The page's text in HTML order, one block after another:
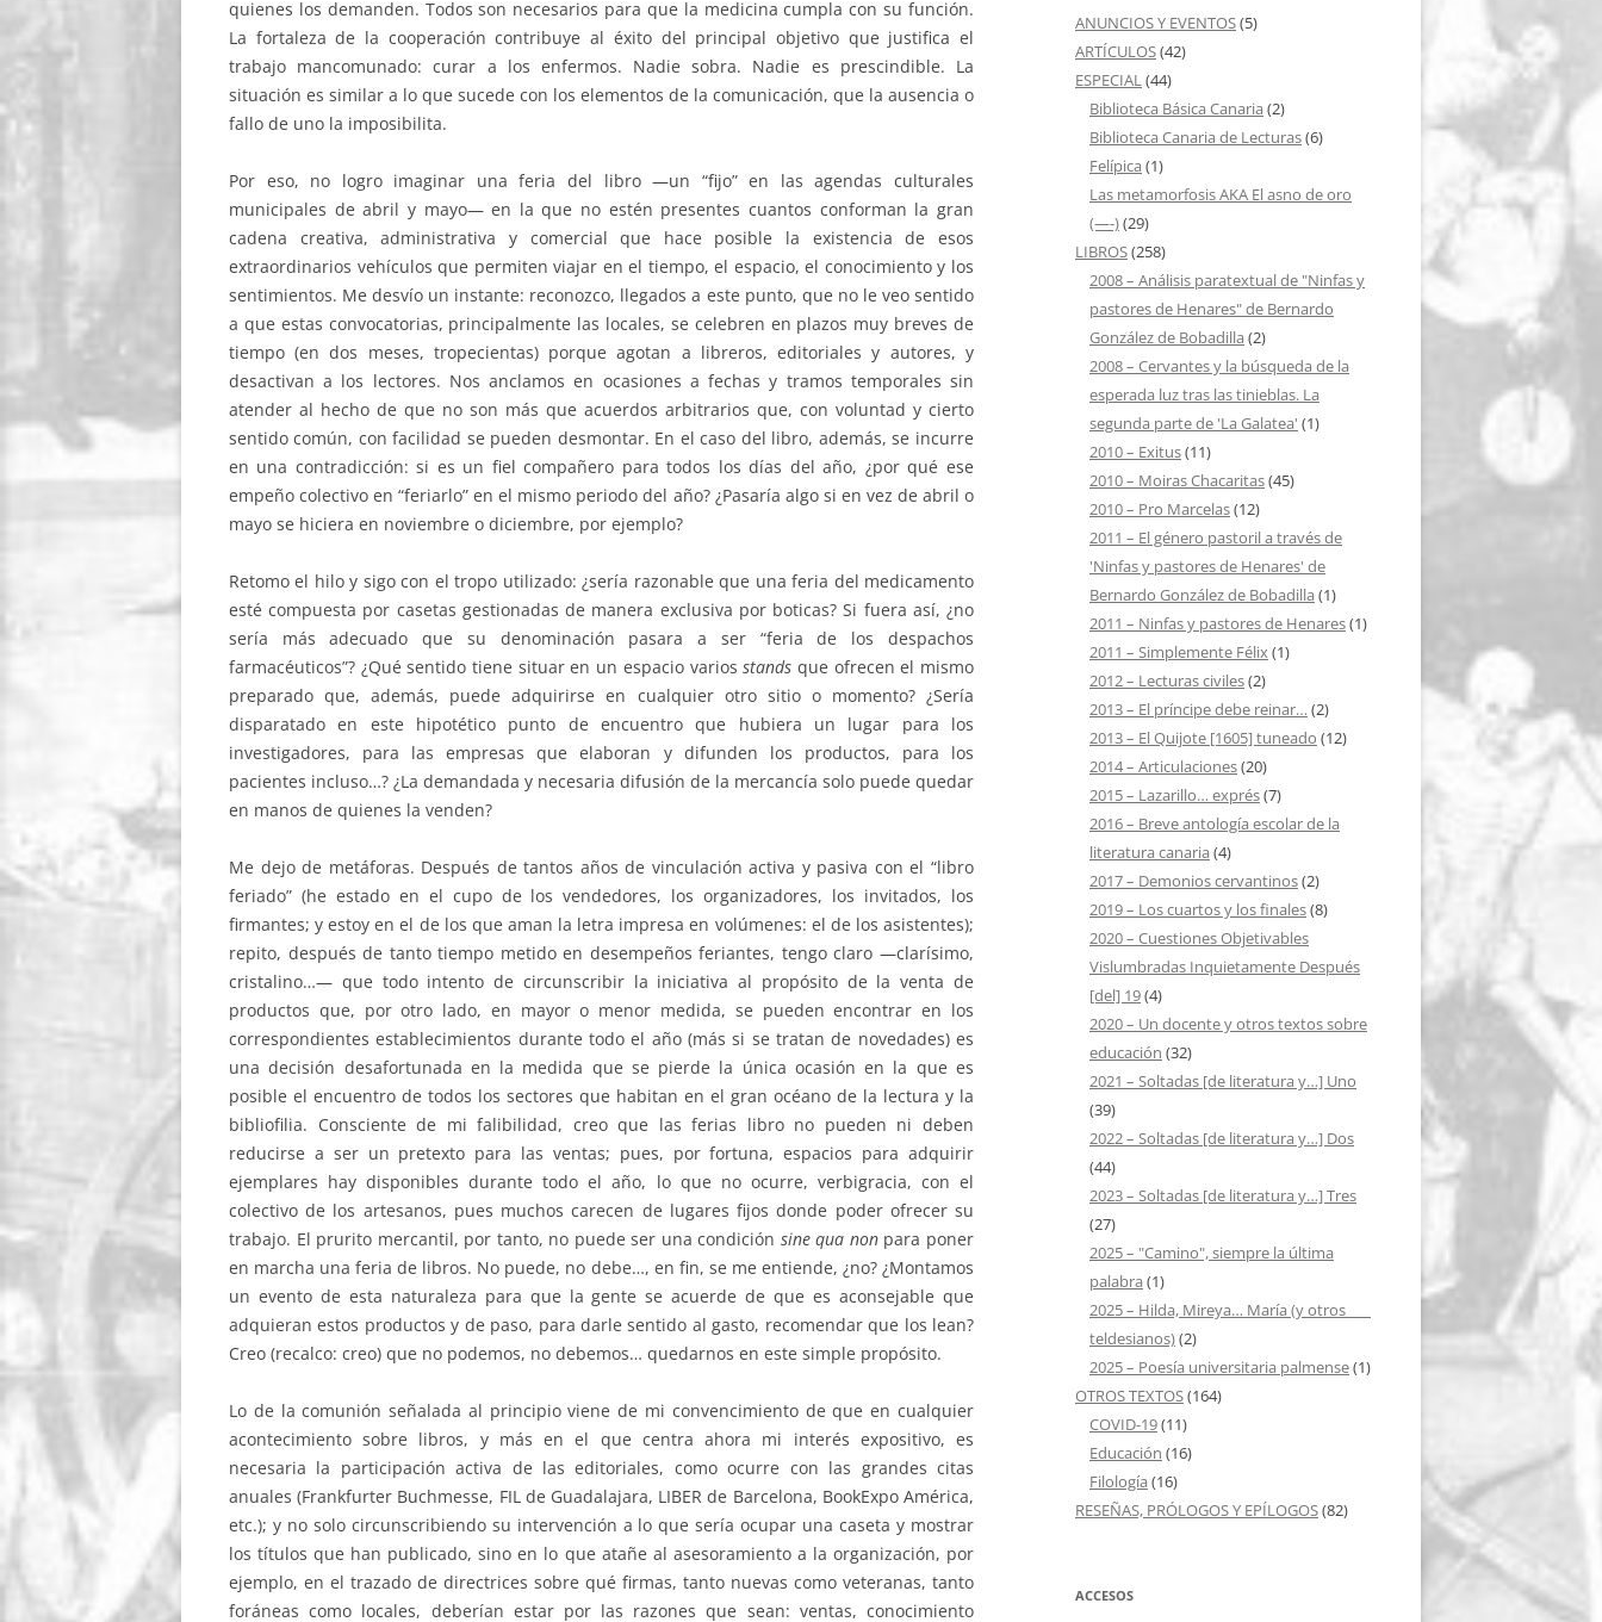
quienes los demanden. Todos son necesarios para que la medicina cumpla con su función.
La fortaleza de la cooperación contribuye al éxito del principal objetivo que justifica el
trabajo mancomunado: curar a los enfermos. Nadie sobra. Nadie es prescindible. La
situación es similar a lo que sucede con los elementos de la comunicación, que la ausencia o
fallo de uno la imposibilita.
Por eso, no logro imaginar una feria del libro —un “fijo” en las agendas culturales
municipales de abril y mayo— en la que no estén presentes cuantos conforman la gran
cadena creativa, administrativa y comercial que hace posible la existencia de esos
extraordinarios vehículos que permiten viajar en el tiempo, el espacio, el conocimiento y los
sentimientos. Me desvío un instante: reconozco, llegados a este punto, que no le veo sentido
a que estas convocatorias, principalmente las locales, se celebren en plazos muy breves de
tiempo (en dos meses, tropecientas) porque agotan a libreros, editoriales y autores, y
desactivan a los lectores. Nos anclamos en ocasiones a fechas y tramos temporales sin
atender al hecho de que no son más que acuerdos arbitrarios que, con voluntad y cierto
sentido común, con facilidad se pueden desmontar. En el caso del libro, además, se incurre
en una contradicción: si es un fiel compañero para todos los días del año, ¿por qué ese
empeño colectivo en “feriarlo” en el mismo periodo del año? ¿Pasaría algo si en vez de abril o
mayo se hiciera en noviembre o diciembre, por ejemplo?
Retomo el hilo y sigo con el tropo utilizado: ¿sería razonable que una feria del medicamento
esté compuesta por casetas gestionadas de manera exclusiva por boticas? Si fuera así, ¿no
sería más adecuado que su denominación pasara a ser “feria de los despachos
farmacéuticos”? ¿Qué sentido tiene situar en un espacio variosstands que ofrecen el mismo
preparado que, además, puede adquirirse en cualquier otro sitio o momento? ¿Sería
disparatado en este hipotético punto de encuentro que hubiera un lugar para los
investigadores, para las empresas que elaboran y difunden los productos, para los
pacientes incluso…? ¿La demandada y necesaria difusión de la mercancía solo puede quedar
en manos de quienes la venden?
Me dejo de metáforas. Después de tantos años de vinculación activa y pasiva con el “libro
feriado” (he estado en el cupo de los vendedores, los organizadores, los invitados, los
firmantes; y estoy en el de los que aman la letra impresa en volúmenes: el de los asistentes);
repito, después de tanto tiempo metido en desempeños feriantes, tengo claro —clarísimo,
cristalino…— que todo intento de circunscribir la iniciativa al propósito de la venta de
productos que, por otro lado, en mayor o menor medida, se pueden encontrar en los
correspondientes establecimientos durante todo el año (más si se tratan de novedades) es
una decisión desafortunada en la medida que se pierde la única ocasión en la que es
posible el encuentro de todos los sectores que habitan en el gran océano de la lectura y la
bibliofilia. Consciente de mi falibilidad, creo que las ferias libro no pueden ni deben
reducirse a ser un pretexto para las ventas; pues, por fortuna, espacios para adquirir
ejemplares hay disponibles durante todo el año, lo que no ocurre, verbigracia, con el
colectivo de los artesanos, pues muchos carecen de lugares fijos donde poder ofrecer su
trabajo. El prurito mercantil, por tanto, no puede ser una condición sine qua non para poner
en marcha una feria de libros. No puede, no debe…, en fin, se me entiende, ¿no? ¿Montamos
un evento de esta naturaleza para que la gente se acuerde de que es aconsejable que
adquieran estos productos y de paso, para darle sentido al gasto, recomendar que los lean?
Creo (recalco: creo) que no podemos, no debemos… quedarnos en este simple propósito.
Lo de la comunión señalada al principio viene de mi convencimiento de que en cualquier
acontecimiento sobre libros, y más en el que centra ahora mi interés expositivo, es
necesaria la participación activa de las editoriales, como ocurre con las grandes citas
anuales (Frankfurter Buchmesse, FIL de Guadalajara, LIBER de Barcelona, BookExpo América,
etc.); y no solo circunscribiendo su intervención a lo que sería ocupar una caseta y mostrar
los títulos que han publicado, sino en lo que atañe al asesoramiento a la organización, por
ejemplo, en el trazado de directrices sobre qué firmas, tanto nuevas como veteranas, tanto
foráneas como locales, deberían estar por las razones que sean: ventas, conocimiento
ANUNCIOS Y EVENTOS(5)
ARTÍCULOS(42)
ESPECIAL(44)
Biblioteca Básica Canaria (2)
Biblioteca Canaria de Lecturas(6)
Felípica (1)
Las metamorfosis AKA El asno de oro
(—-)(29)
LIBROS(258)
2008 – Análisis paratextual de "Ninfas y
pastores de Henares" de Bernardo
González de Bobadilla (2)
2008 – Cervantes y la búsqueda de la
esperada luz tras las tinieblas. La
segunda parte de 'La Galatea' (1)
2010 – Exitus(11)
2010 – Moiras Chacaritas(45)
2010 – Pro Marcelas(12)
2011 – El género pastoril a través de
'Ninfas y pastores de Henares' de
Bernardo González de Bobadilla (1)
2011 – Ninfas y pastores de Henares(1)
2011 – Simplemente Félix(1)
2012 – Lecturas civiles(2)
2013 – El príncipe debe reinar… (2)
2013 – El Quijote [1605] tuneado (12)
2014 – Articulaciones(20)
2015 – Lazarillo… exprés(7)
2016 – Breve antología escolar de la
literatura canaria (4)
2017 – Demonios cervantinos(2)
2019 – Los cuartos y los finales(8)
2020 – Cuestiones Objetivables
Vislumbradas Inquietamente Después
[del] 19(4)
2020 – Un docente y otros textos sobre
educación (32)
2021 – Soltadas [de literatura y…] Uno
(39)
2022 – Soltadas [de literatura y…] Dos
(44)
2023 – Soltadas [de literatura y…] Tres
(27)
2025 – "Camino", siempre la última
palabra (1)
2025 – Hilda, Mireya… María (y otros ___
teldesianos)(2)
2025 – Poesía universitaria palmense(1)
OTROS TEXTOS(164)
COVID-19(11)
Educación (16)
Filología (16)
RESEÑAS, PRÓLOGOS Y EPÍLOGOS(82)
ACCESOS